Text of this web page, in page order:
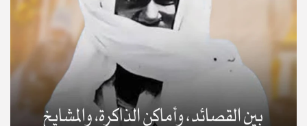
© Copyright 2025, APS